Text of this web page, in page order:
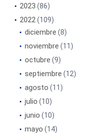
2023 (86)
2022(109)
diciembre (8)
noviembre (11)
octubre (9)
septiembre (12)
agosto (11)
julio (10)
junio (10)
mayo (14)